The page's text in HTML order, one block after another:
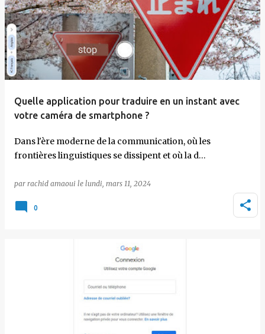
Quelle application pour traduire en un instant avec
votre caméra de smartphone ?
Dans l'ère moderne de la communication, où les
frontières linguistiques se dissipent et où la d…
par rachid amaoui le lundi, mars 11, 2024
0